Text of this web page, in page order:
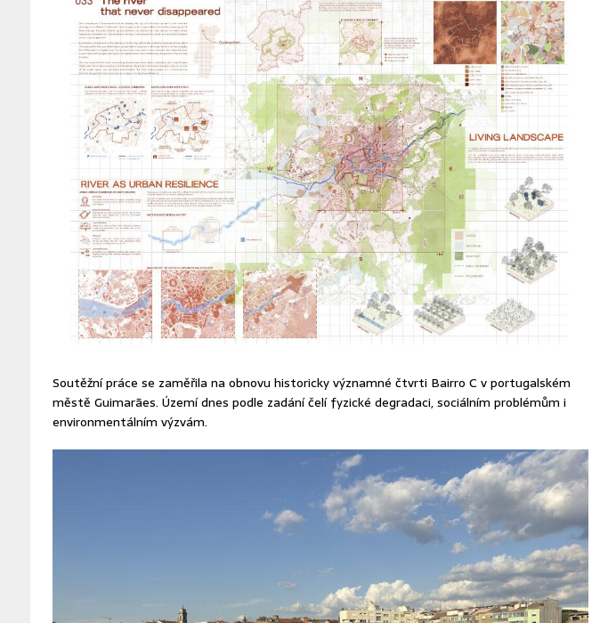
Soutěžní práce se zaměřila na obnovu historicky významné čtvrti Bairro C v portugalském
městě Guimarães. Území dnes podle zadání čelí fyzické degradaci, sociálním problémům i
environmentálním výzvám.